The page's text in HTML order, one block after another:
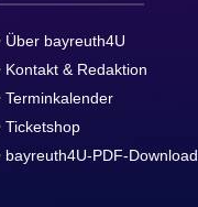
Über bayreuth4U
Kontakt & Redaktion
Terminkalender
Ticketshop
bayreuth4U-PDF-Download